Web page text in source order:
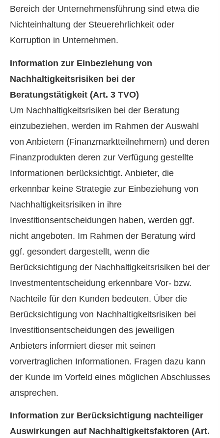
Bereich der Unternehmensführung sind etwa die
Nichteinhaltung der Steuerehrlichkeit oder
Korruption in Unternehmen.
Information zur Einbeziehung von
Nachhaltigkeitsrisiken bei der
Beratungstätigkeit (Art. 3 TVO)
Um Nachhaltigkeitsrisiken bei der Beratung
einzubeziehen, werden im Rahmen der Auswahl
von Anbietern (Finanzmarktteilnehmern) und deren
Finanzprodukten deren zur Verfügung gestellte
Informationen berücksichtigt. Anbieter, die
erkennbar keine Strategie zur Einbeziehung von
Nachhaltigkeitsrisiken in ihre
Investitionsentscheidungen haben, werden ggf.
nicht angeboten. Im Rahmen der Beratung wird
ggf. gesondert dargestellt, wenn die
Berücksichtigung der Nachhaltigkeitsrisiken bei der
Investmententscheidung erkennbare Vor- bzw.
Nachteile für den Kunden bedeuten. Über die
Berücksichtigung von Nachhaltigkeitsrisiken bei
Investitionsentscheidungen des jeweiligen
Anbieters informiert dieser mit seinen
vorvertraglichen Informationen. Fragen dazu kann
der Kunde im Vorfeld eines möglichen Abschlusses
ansprechen.
Information zur Berücksichtigung nachteiliger
Auswirkungen auf Nachhaltigkeitsfaktoren (Art.